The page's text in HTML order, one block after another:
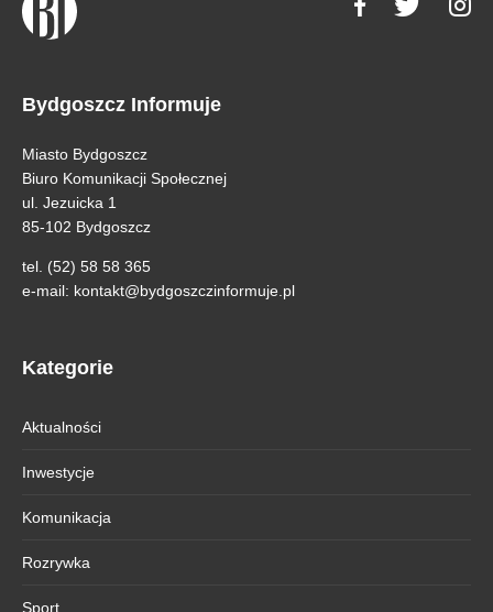
Bydgoszcz Informuje
Miasto Bydgoszcz
Biuro Komunikacji Społecznej
ul. Jezuicka 1
85-102 Bydgoszcz
tel. (52) 58 58 365
e-mail: kontakt@bydgoszczinformuje.pl
Kategorie
Aktualności
Inwestycje
Komunikacja
Rozrywka
Sport